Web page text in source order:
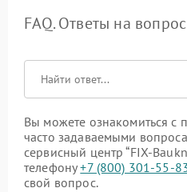
FAQ. Ответы на
Вы можете ознакомиться
часто задаваемыми
сервисный центр “FIX-
телефону+7 (800) 301-55-
свой вопрос.